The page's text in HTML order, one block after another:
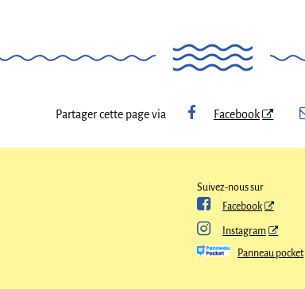
Partager cette page via Facebook
Suivez-nous sur
 Facebook

Instagram
Panneau pocket